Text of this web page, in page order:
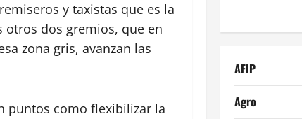
y taxistas que es la
otros dos gremios, que en
zona gris, avanzan las
puntos como flexibilizar la
AFIP
Agro